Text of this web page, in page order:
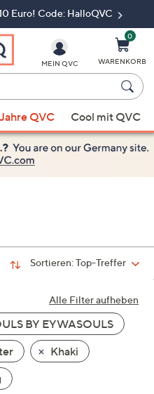
Euro! Code: HalloQVC
MEIN QVC
0
WARENKORB
QVC Cool mit QVC
Sortieren:Top-Treffer
Alle Filter aufheben
BY EYWASOULS
Khaki